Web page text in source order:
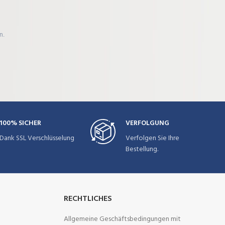
100% SICHER
Dank SSL Verschlüsselung
VERFOLGUNG
Verfolgen Sie Ihre
Bestellung.
RECHTLICHES
Allgemeine Geschäftsbedingungen mit